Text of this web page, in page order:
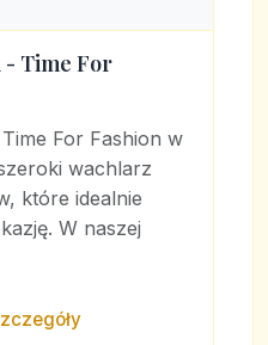
- Time For
For Fashion w
wachlarz
które idealnie
W naszej